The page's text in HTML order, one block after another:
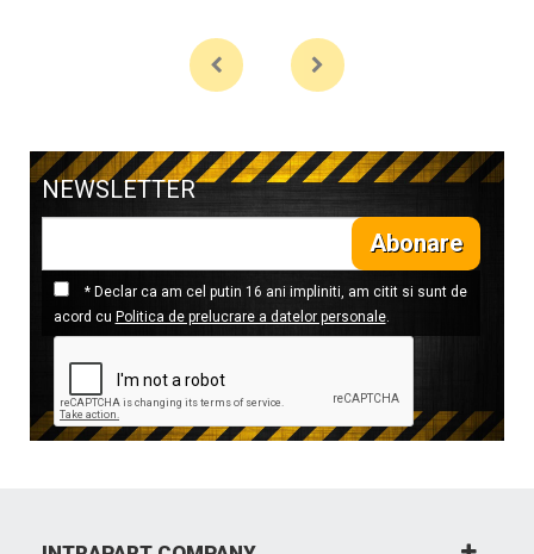
NEWSLETTER
Abonare
* Declar ca am cel putin 16 ani impliniti, am citit si sunt de
acord cu Politica de prelucrare a datelor personale.